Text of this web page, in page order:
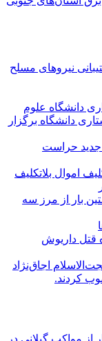
نیرو‌های مسلح
دانشگاه علوم
دانشگاه برگزار
جدید حراست
اموال بلاتکلیف
بار از مرز سه
قتل داریوش
اجاق‌نژاد
کردند.
از مواکب گیلانی در